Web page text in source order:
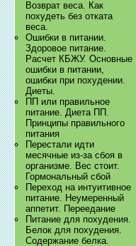
Возврат веса. Как
похудеть без отката
веса.
Ошибки в питании.
Здоровое питание.
Расчет КБЖУ. Основные
ошибки в питании,
ошибки при похудении.
Диеты.
ПП или правильное
питание. Диета ПП.
Принципы правильного
питания
Перестали идти
месячные из-за сбоя в
организме. Вес стоит.
Гормональный сбой
Переход на интуитивное
питание. Неумеренный
аппетит. Переедание
Питание для похудения.
Белок для похудения.
Содержание белка.